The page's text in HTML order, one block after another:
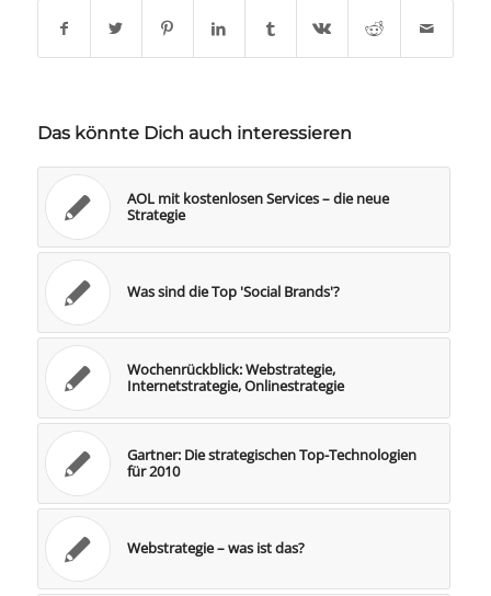
Das könnte Dich auch interessieren
AOL mit kostenlosen Services – die neue
Strategie
Was sind die Top 'Social Brands'?
Wochenrückblick: Webstrategie,
Internetstrategie, Onlinestrategie
Gartner: Die strategischen Top-Technologien
für 2010
Webstrategie – was ist das?